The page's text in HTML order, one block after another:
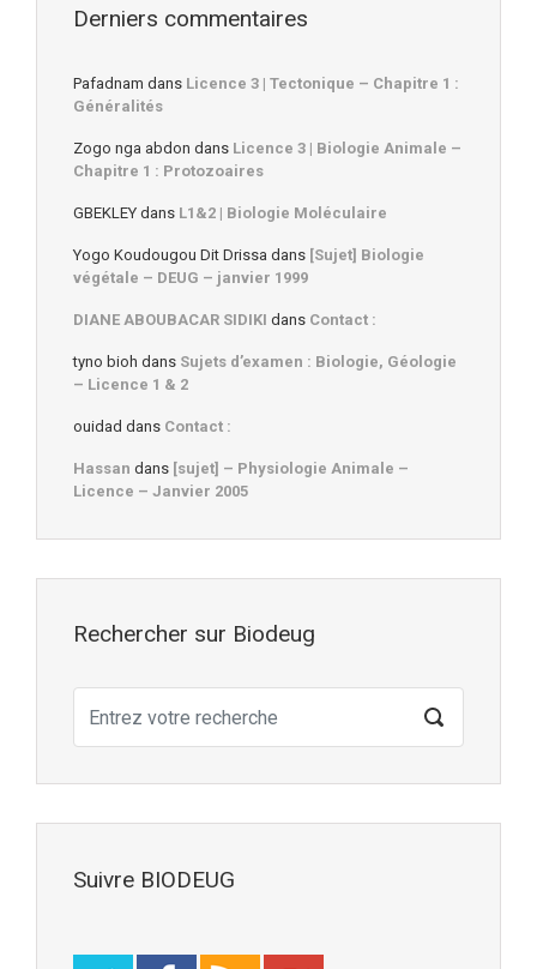
Derniers commentaires
Pafadnam dans Licence 3 | Tectonique – Chapitre 1 :
Généralités
Zogo nga abdon dans Licence 3 | Biologie Animale –
Chapitre 1 : Protozoaires
GBEKLEY dans L1&2 | Biologie Moléculaire
Yogo Koudougou Dit Drissa dans [Sujet] Biologie
végétale – DEUG – janvier 1999
DIANE ABOUBACAR SIDIKI dans Contact :
tyno bioh dans Sujets d’examen : Biologie, Géologie
– Licence 1 & 2
ouidad dans Contact :
Hassan dans [sujet] – Physiologie Animale –
Licence – Janvier 2005
Rechercher sur Biodeug
Suivre BIODEUG